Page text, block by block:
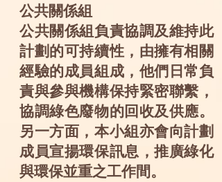
公共關係組
公共關係組負責協調及維持此
計劃的可持續性，由擁有相關
經驗的成員組成，他們日常負
責與參與機構保持緊密聯繫，
協調綠色廢物的回收及供應。
另一方面，本小組亦會向計劃
成員宣揚環保訊息，推廣綠化
與環保並重之工作間。